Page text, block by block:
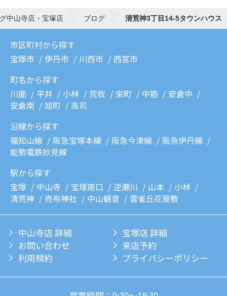
中山寺店・宝塚店 ブログ 清荒神3丁目14-5タウンハウス
市区町村から探す
宝塚市
伊丹市 川西市
西宮市
町名から探す
川面
平井 小林 荒牧 栄町 中筋
安倉中
安倉南
旭町
高司
沿線から探す
福知山線
阪急宝塚本線 阪急今津線
阪急伊丹線
能勢電鉄妙見線
駅から探す
宝塚
中山寺 宝塚南口 逆瀬川 山本
小林
清荒神
売布神社 中山観音 雲雀丘花屋敷
中山寺店 詳細
宝塚店 詳細
お問い合わせ
来店予約
利用規約
プライバシーポリシー